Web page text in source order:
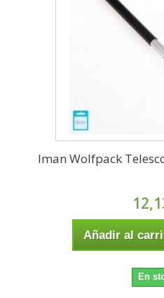
Iman Wolfpack
Añadir al
En